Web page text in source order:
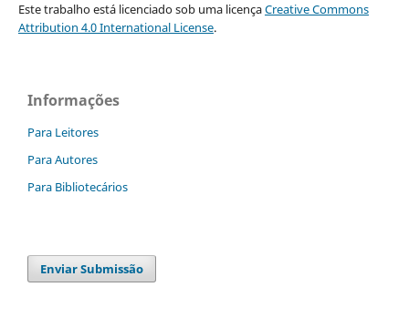
Este trabalho está licenciado sob uma licençaCreative Commons
Attribution 4.0 International License.
Informações
Para Leitores
Para Autores
Para Bibliotecários
Enviar Submissão